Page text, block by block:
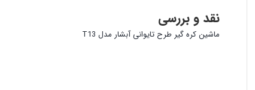
نقد و بررسی
ماشین کره‌ گیر طرح تایوانی آبشار مدل T13